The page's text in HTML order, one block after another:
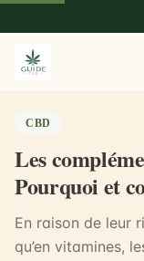
CBD
Les
Pourquoi et
En raison de leur
qu’en vitamines,